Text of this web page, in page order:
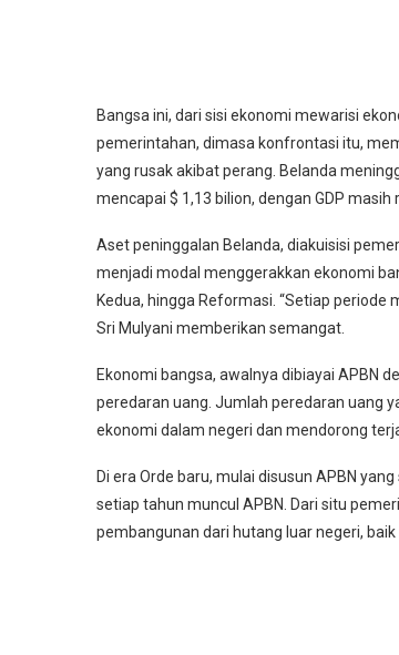
Bangsa ini, dari sisi ekonomi mewarisi
pemerintahan, dimasa konfrontasi itu,
yang rusak akibat perang. Belanda
mencapai $ 1,13 bilion, dengan GDP masih
Aset peninggalan Belanda, diakuisisi
menjadi modal menggerakkan ekonomi
Kedua, hingga Reformasi. “Setiap
Sri Mulyani memberikan semangat.
Ekonomi bangsa, awalnya dibiayai APBN
peredaran uang. Jumlah peredaran uang
ekonomi dalam negeri dan mendorong
Di era Orde baru, mulai disusun APBN
setiap tahun muncul APBN. Dari situ
pembangunan dari hutang luar negeri,